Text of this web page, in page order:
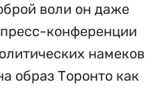
воли он даже
конференции
намеков
образ Торонто как